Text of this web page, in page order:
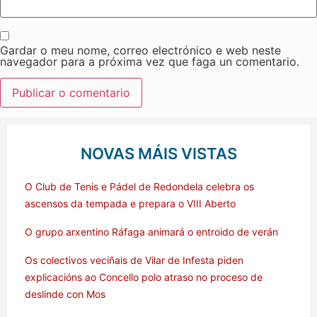
Gardar o meu nome, correo electrónico e web neste
navegador para a próxima vez que faga un comentario.
NOVAS MÁIS VISTAS
O Club de Tenis e Pádel de Redondela celebra os
ascensos da tempada e prepara o VIII Aberto
O grupo arxentino Ráfaga animará o entroido de verán
Os colectivos veciñais de Vilar de Infesta piden
explicacións ao Concello polo atraso no proceso de
deslinde con Mos